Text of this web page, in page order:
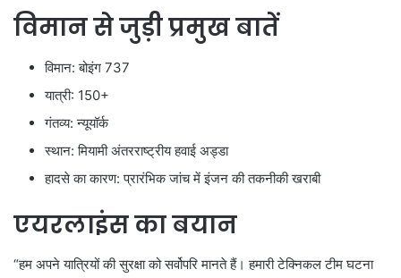
विमान से जुड़ी प्रमुख बातें
विमान: बोइंग 737
यात्री: 150+
गंतव्य: न्यूयॉर्क
स्थान: मियामी अंतरराष्ट्रीय हवाई अड्डा
हादसे का कारण: प्रारंभिक जांच में इंजन की तकनीकी खराबी
एयरलाइंस का बयान
“हम अपने यात्रियों की सुरक्षा को सर्वोपरि मानते हैं। हमारी टेक्निकल टीम घटना